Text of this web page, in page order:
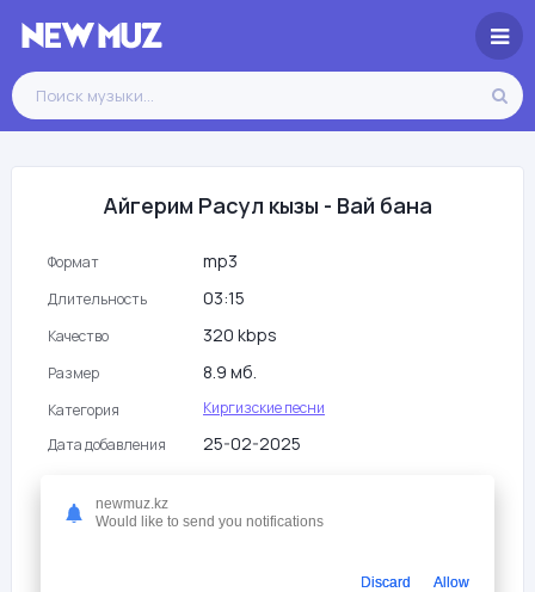
Айгерим Расул кызы - Вай бана
Формат mp3
Длительность 03:15
Качество 320 kbps
Размер 8.9 мб.
Категория
Киргизские песни
Дата добавления
25-02-2025
newmuz.kz
Would like to send you notifications
Discard Allow